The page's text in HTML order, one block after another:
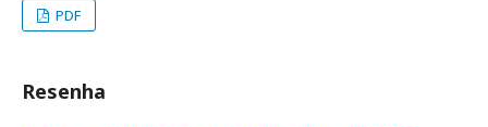
PDF
Resenha